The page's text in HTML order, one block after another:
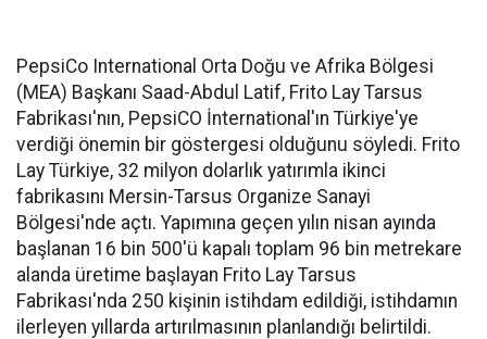
PepsiCo International Orta Doğu ve Afrika Bölgesi
(MEA) Başkanı Saad-Abdul Latif, Frito Lay Tarsus
Fabrikası'nın, PepsiCO İnternational'ın Türkiye'ye
verdiği önemin bir göstergesi olduğunu söyledi. Frito
Lay Türkiye, 32 milyon dolarlık yatırımla ikinci
fabrikasını Mersin-Tarsus Organize Sanayi
Bölgesi'nde açtı. Yapımına geçen yılın nisan ayında
başlanan 16 bin 500'ü kapalı toplam 96 bin metrekare
alanda üretime başlayan Frito Lay Tarsus
Fabrikası'nda 250 kişinin istihdam edildiği, istihdamın
ilerleyen yıllarda artırılmasının planlandığı belirtildi.